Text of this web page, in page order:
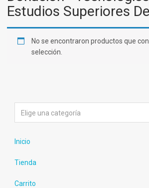
Estudios Superiores
No se encontraron productos que
selección.
Elige una categoría
Inicio
Tienda
Carrito